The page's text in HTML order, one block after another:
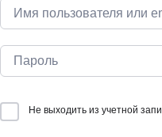
Не выходить из учетной